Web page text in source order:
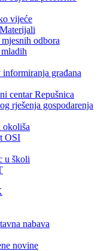
vijeće
Materijali
odbora
informiranja građana
centar Repušnica
rješenja gospodarenja
okoliša
OSI
u školi
nabava
novine